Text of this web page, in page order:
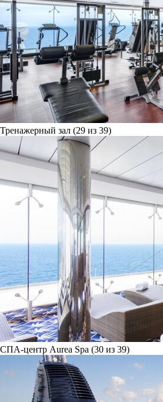
Тренажерный зал (29 из 39)
СПА-центр Aurea Spa (30 из 39)